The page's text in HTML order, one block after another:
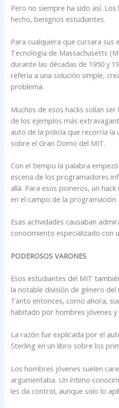
Pero no siempre ha sido así.
hecho, benignos estudiantes.
Para cualquiera que cursara
Tecnología de Massachusetts
durante las décadas de 1950 y
refería a una solución simple,
problema.
Muchos de esos hacks solían
de los ejemplos más
auto de la policía que recorría la
sobre el Gran Domo del MIT.
Con el tiempo la palabra
escena de los programadores
allá. Para esos pioneros, un
en el campo de la programación.
Esas actividades causaban
conocimiento especializado con
PODEROSOS VARONES
Esos estudiantes del MIT
la notable división de género del
Tanto entonces, como ahora,
habitado por hombres jóvenes y
La razón fue explicada por el
Sterling en un libro sobre los
Los hombres jóvenes suelen
argumentaba. Un íntimo
les da control, aunque solo lo